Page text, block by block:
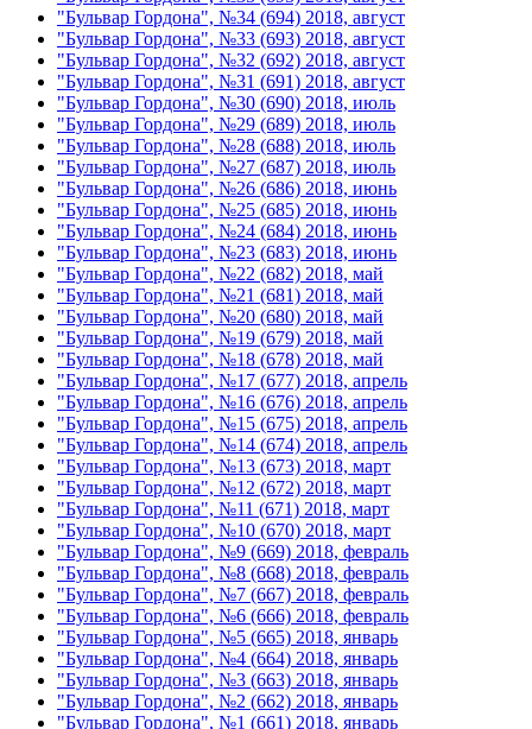
"Бульвар Гордона", №34 (694) 2018, август
"Бульвар Гордона", №33 (693) 2018, август
"Бульвар Гордона", №32 (692) 2018, август
"Бульвар Гордона", №31 (691) 2018, август
"Бульвар Гордона", №30 (690) 2018, июль
"Бульвар Гордона", №29 (689) 2018, июль
"Бульвар Гордона", №28 (688) 2018, июль
"Бульвар Гордона", №27 (687) 2018, июль
"Бульвар Гордона", №26 (686) 2018, июнь
"Бульвар Гордона", №25 (685) 2018, июнь
"Бульвар Гордона", №24 (684) 2018, июнь
"Бульвар Гордона", №23 (683) 2018, июнь
"Бульвар Гордона", №22 (682) 2018, май
"Бульвар Гордона", №21 (681) 2018, май
"Бульвар Гордона", №20 (680) 2018, май
"Бульвар Гордона", №19 (679) 2018, май
"Бульвар Гордона", №18 (678) 2018, май
"Бульвар Гордона", №17 (677) 2018, апрель
"Бульвар Гордона", №16 (676) 2018, апрель
"Бульвар Гордона", №15 (675) 2018, апрель
"Бульвар Гордона", №14 (674) 2018, апрель
"Бульвар Гордона", №13 (673) 2018, март
"Бульвар Гордона", №12 (672) 2018, март
"Бульвар Гордона", №11 (671) 2018, март
"Бульвар Гордона", №10 (670) 2018, март
"Бульвар Гордона", №9 (669) 2018, февраль
"Бульвар Гордона", №8 (668) 2018, февраль
"Бульвар Гордона", №7 (667) 2018, февраль
"Бульвар Гордона", №6 (666) 2018, февраль
"Бульвар Гордона", №5 (665) 2018, январь
"Бульвар Гордона", №4 (664) 2018, январь
"Бульвар Гордона", №3 (663) 2018, январь
"Бульвар Гордона", №2 (662) 2018, январь
"Бульвар Гордона", №1 (661) 2018, январь